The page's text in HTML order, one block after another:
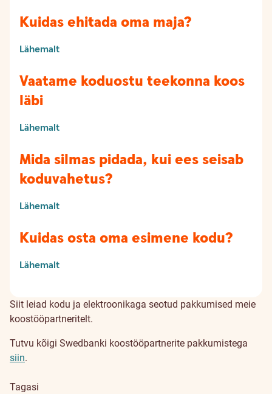
Kuidas ehitada oma maja?
Lähemalt
Vaatame koduostu teekonna koos
läbi
Lähemalt
Mida silmas pidada, kui ees seisab
koduvahetus?
Lähemalt
Kuidas osta oma esimene kodu?
Lähemalt
Siit leiad kodu ja elektroonikaga seotud pakkumised meie
koostööpartneritelt.
Tutvu kõigi Swedbanki koostööpartnerite pakkumistega
siin.
Tagasi